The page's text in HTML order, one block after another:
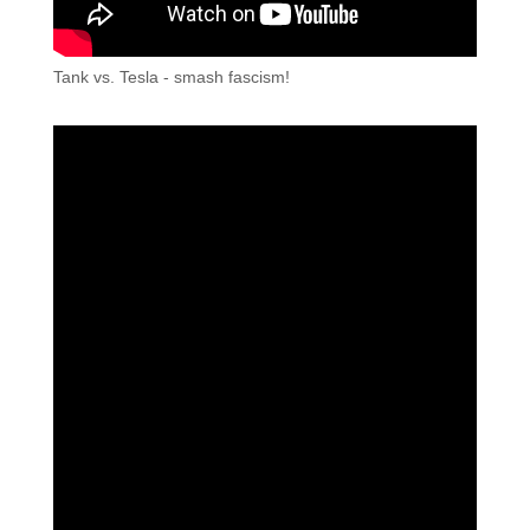
Tank vs. Tesla - smash fascism!